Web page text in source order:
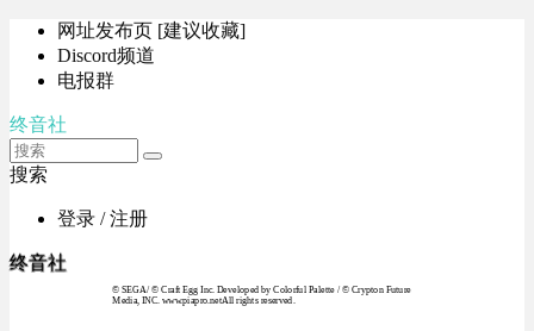
网址发布页 [建议收藏]
Discord频道
电报群
终音社
搜索
登录 / 注册
终音社
© SEGA / © Craft Egg Inc. Developed by Colorful Palette / © Crypton Future
Media, INC. www.piapro.netAll rights reserved.